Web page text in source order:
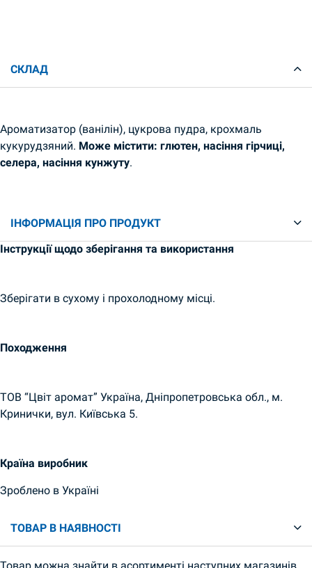
СКЛАД
Ароматизатор (ванілін), цукрова пудра, крохмаль
кукурудзяний. Може містити: глютен, насіння гірчиці,
селера, насіння кунжуту.
ІНФОРМАЦІЯ ПРО ПРОДУКТ
Інструкції щодо зберігання та використання
Зберігати в сухому і прохолодному місці.
Походження
ТОВ “Цвіт аромат” Україна, Дніпропетровська обл., м.
Кринички, вул. Київська 5.
Країна виробник
Зроблено в Україні
ТОВАР В НАЯВНОСТІ